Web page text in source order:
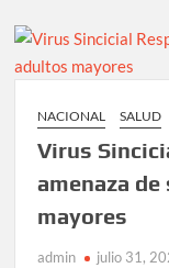
NACIONAL SALUD
Virus
amenaza
mayores
admin julio 31,